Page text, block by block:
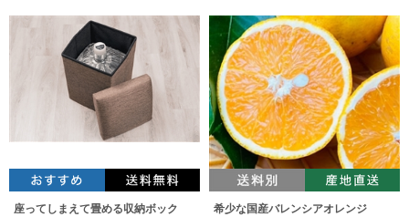
座ってしまえて畳める収納ボック
希少な国産バレンシアオレンジ